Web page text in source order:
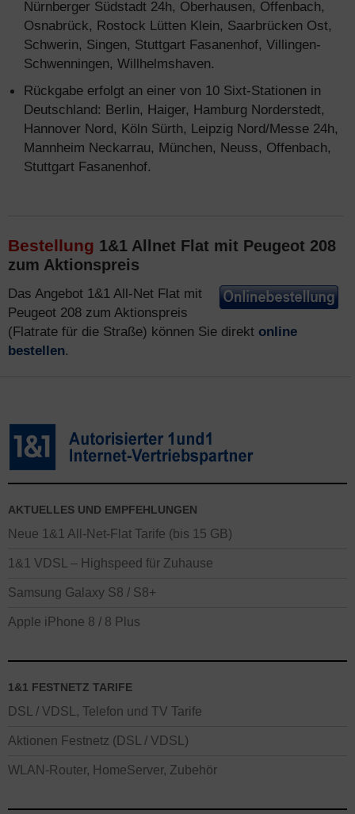
Nürnberger Südstadt 24h, Oberhausen, Offenbach,
Osnabrück, Rostock Lütten Klein, Saarbrücken Ost,
Schwerin, Singen, Stuttgart Fasanenhof, Villingen-
Schwenningen, Willhelmshaven.
Rückgabe erfolgt an einer von 10 Sixt-Stationen in
Deutschland: Berlin, Haiger, Hamburg Norderstedt,
Hannover Nord, Köln Sürth, Leipzig Nord/Messe 24h,
Mannheim Neckarrau, München, Neuss, Offenbach,
Stuttgart Fasanenhof.
Bestellung 1&1 Allnet Flat mit Peugeot 208
zum Aktionspreis
Das Angebot 1&1 All-Net Flat mit
Peugeot 208 zum Aktionspreis
(Flatrate für die Straße) können Sie direkt online
bestellen.
AKTUELLES UND EMPFEHLUNGEN
Neue 1&1 All-Net-Flat Tarife (bis 15 GB)
1&1 VDSL – Highspeed für Zuhause
Samsung Galaxy S8 / S8+
Apple iPhone 8 / 8 Plus
1&1 FESTNETZ TARIFE
DSL / VDSL, Telefon und TV Tarife
Aktionen Festnetz (DSL / VDSL)
WLAN-Router, HomeServer, Zubehör